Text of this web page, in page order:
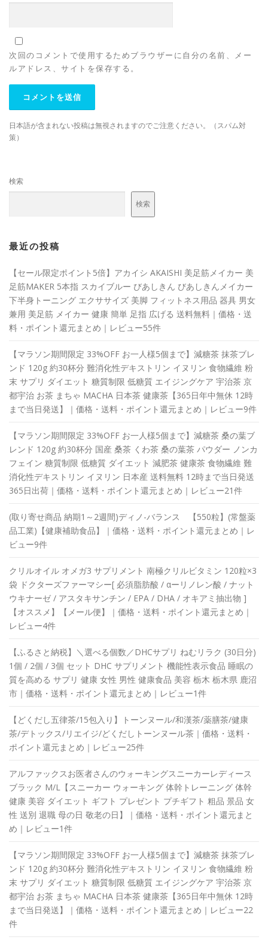
次回のコメントで使用するためブラウザーに自分の名前、メー
ルアドレス、サイトを保存する。
日本語が含まれない投稿は無視されますのでご注意ください。（スパム対
策）
検索
検索
最近の投稿
【セール限定ポイント5倍】アカイシ AKAISHI 美足筋メイカー 美
足筋MAKER 5本指 スカイブルー びあしきん びあしきんメイカー
下半身トーニング エクササイズ 美脚 フィットネス用品 器具 男女
兼用 美足筋 メイカー 健康 簡単 足指 広げる 送料無料｜価格・送
料・ポイント還元まとめ｜レビュー55件
【マラソン期間限定 33%OFF お一人様5個まで】減糖茶 抹茶ブレ
ンド 120g 約30杯分 難消化性デキストリン イヌリン 食物繊維 粉
末 サプリ ダイエット 糖質制限 低糖質 エイジングケア 宇治茶 京
都宇治 お茶 まちゃ MACHA 日本茶 健康茶【365日年中無休 12時
まで当日発送】｜価格・送料・ポイント還元まとめ｜レビュー9件
【マラソン期間限定 33%OFF お一人様5個まで】減糖茶 桑の葉ブ
レンド 120g 約30杯分 国産 桑茶 くわ茶 桑の葉茶 パウダー ノンカ
フェイン 糖質制限 低糖質 ダイエット 減肥茶 健康茶 食物繊維 難
消化性デキストリン イヌリン 日本産 送料無料 12時まで当日発送
365日出荷｜価格・送料・ポイント還元まとめ｜レビュー21件
(取り寄せ商品 納期1～2週間)ディノ-バランス 【550粒】(常盤薬
品工業)【健康補助食品】｜価格・送料・ポイント還元まとめ｜レ
ビュー9件
クリルオイル オメガ3 サプリメント 南極クリルビタミン 120粒×3
袋 ドクターズファーマシー[ 必須脂肪酸 / αーリノレン酸 / ナット
ウキナーゼ / アスタキサンチン / EPA / DHA / オキアミ抽出物 ]
【オススメ】【メール便】｜価格・送料・ポイント還元まとめ｜
レビュー4件
【ふるさと納税】＼選べる個数／DHCサプリ ねむリラク (30日分)
1個 / 2個 / 3個 セット DHC サプリメント 機能性表示食品 睡眠の
質を高める サプリ 健康 女性 男性 健康食品 美容 栃木 栃木県 鹿沼
市｜価格・送料・ポイント還元まとめ｜レビュー1件
【どくだし五律茶/15包入り】トーンヌール/和漢茶/薬膳茶/健康
茶/デトックス/リエイジ/どくだしトーンヌール茶｜価格・送料・
ポイント還元まとめ｜レビュー25件
アルファックスお医者さんのウォーキングスニーカーレディース
ブラック M/L【スニーカー ウォーキング 体幹トレーニング 体幹
健康 美容 ダイエット ギフト プレゼント プチギフト 粗品 景品 女
性 送別 退職 母の日 敬老の日】｜価格・送料・ポイント還元まと
め｜レビュー1件
【マラソン期間限定 33%OFF お一人様5個まで】減糖茶 抹茶ブレ
ンド 120g 約30杯分 難消化性デキストリン イヌリン 食物繊維 粉
末 サプリ ダイエット 糖質制限 低糖質 エイジングケア 宇治茶 京
都宇治 お茶 まちゃ MACHA 日本茶 健康茶【365日年中無休 12時
まで当日発送】｜価格・送料・ポイント還元まとめ｜レビュー22
件